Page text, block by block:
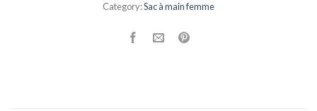
Category:Sac à main femme